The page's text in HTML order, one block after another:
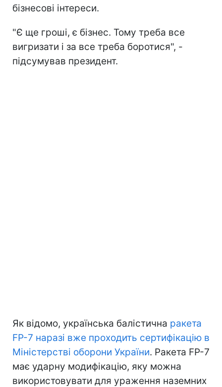
бізнесові інтереси.
"Є ще гроші, є бізнес. Тому треба все
вигризати і за все треба боротися", -
підсумував президент.
Як відомо, українська балістична ракета
FP-7 наразі вже проходить сертифікацію в
Міністерстві оборони України. Ракета FP-7
має ударну модифікацію, яку можна
використовувати для ураження наземних